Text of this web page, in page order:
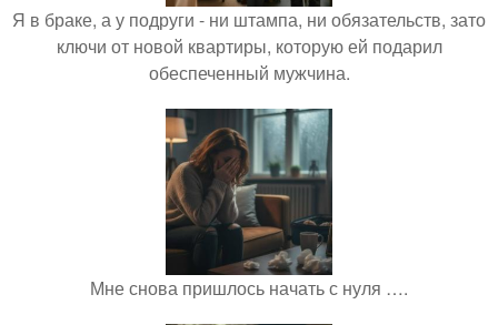
Я в браке, а у подруги - ни штампа, ни обязательств, зато
ключи от новой квартиры, которую ей подарил
обеспеченный мужчина.
Мне снова пришлось начать с нуля ….